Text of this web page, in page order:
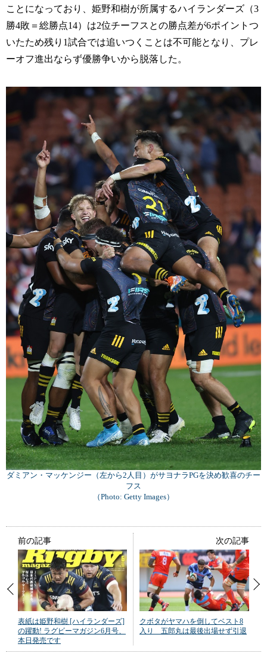
ことになっており、姫野和樹が所属するハイランダーズ（3
勝4敗＝総勝点14）は2位チーフスとの勝点差が6ポイントつ
いたため残り1試合では追いつくことは不可能となり、プレ
ーオフ進出ならず優勝争いから脱落した。
ダミアン・マッケンジー（左から2人目）がサヨナラPGを決め歓喜のチー
フス
（Photo: Getty Images）
前の記事
表紙は姫野和樹 [ハイランダーズ]
の躍動! ラグビーマガジン6月号、
本日発売です
次の記事
クボタがヤマハを倒してベスト8
入り 五郎丸は最後出場せず引退